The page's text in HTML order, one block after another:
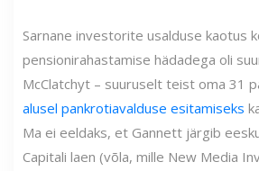
Sarnane investorite usalduse kaotus
pensionirahastamise hädadega oli
McClatchyt – suuruselt teist oma 31
alusel pankrotiavalduse esitamiseks
Ma ei eeldaks, et Gannett järgib
Capitali laen (võla, mille New Media